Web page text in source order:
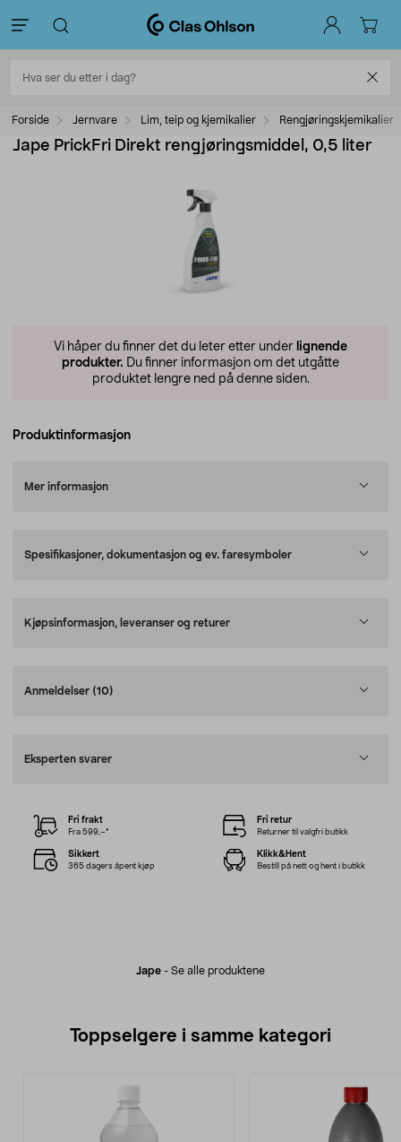
Forside Jernvare Lim, teip og kjemikalier Rengjøringskjemikalier
Jape PrickFri Direkt rengjøringsmiddel, 0,5 liter
Vi håper du finner det du leter etter under lignende
produkter. Du finner informasjon om det utgåtte
produktet lengre ned på denne siden.
Produktinformasjon
Mer informasjon
Spesifikasjoner, dokumentasjon og ev. faresymboler
Kjøpsinformasjon, leveranser og returer
Anmeldelser (10)
Eksperten svarer
Jape - Se alle produktene
Fri frakt
Fra 599,–*
Fri retur
Returner til valgfri butikk
Sikkert
365 dagers åpent kjøp
Klikk&Hent
Bestill på nett og hent i butikk
Toppselgere i samme kategori